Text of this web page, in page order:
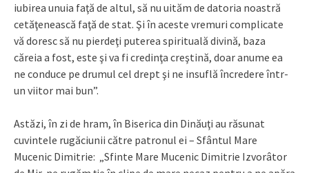
iubirea unuia faţă de altul, să nu uităm de datoria noastră
cetăţenească faţă de stat. Şi în aceste vremuri complicate
vă doresc să nu pierdeţi puterea spirituală divină, baza
căreia a fost, este şi va fi credinţa creştină, doar anume ea
ne conduce pe drumul cel drept şi ne insuflă încredere într-
un viitor mai bun”.
Astăzi, în zi de hram, în Biserica din Dinăuţi au răsunat
cuvintele rugăciunii către patronul ei – Sfântul Mare
Mucenic Dimitrie: „Sfinte Mare Mucenic Dimitrie Izvorâtor